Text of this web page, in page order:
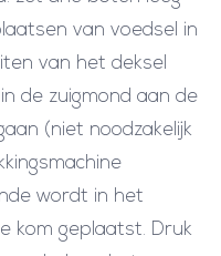
van voedsel in
van het deksel
de zuigmond aan de
(niet noodzakelijk
wordt in het
kom geplaatst. Druk